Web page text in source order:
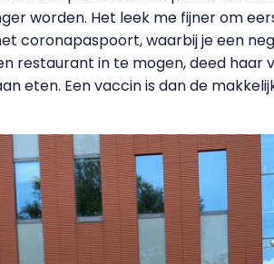
worden. Het leek me fijner om
coronapaspoort, waarbij je een
restaurant in te mogen, deed haar
eten. Een vaccin is dan de